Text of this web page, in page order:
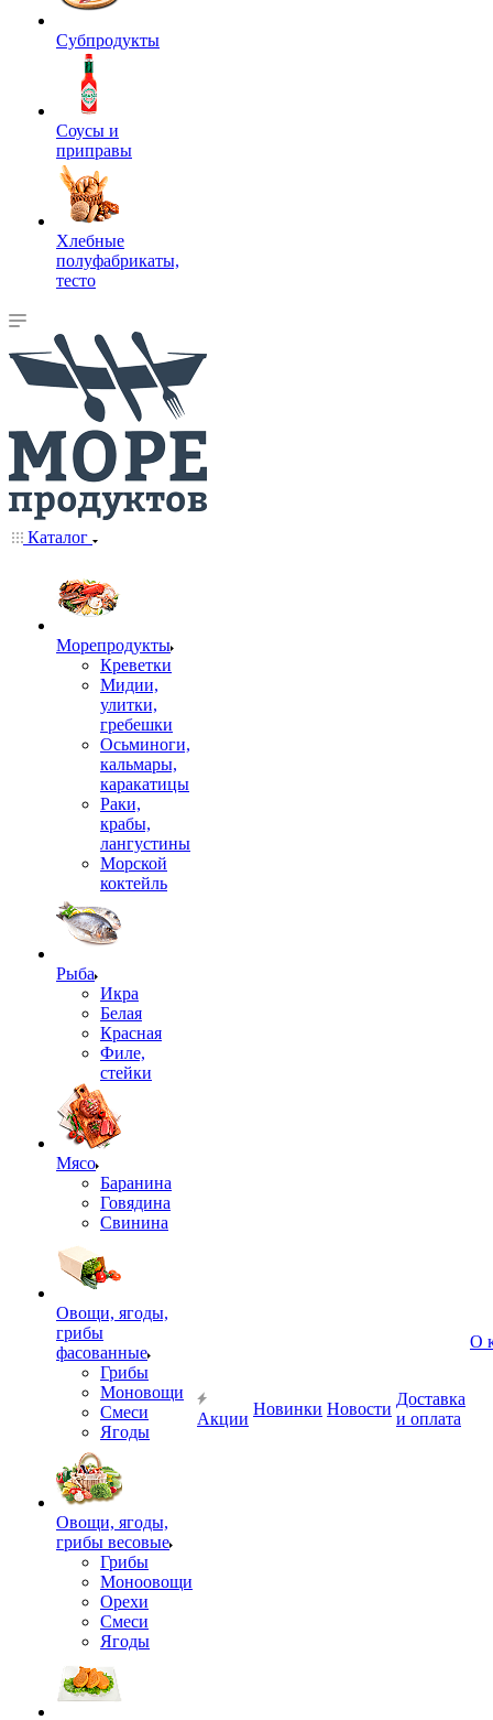
Субпродукты
Соусы и
приправы
Хлебные
полуфабрикаты,
тесто
Каталог
Морепродукты
Креветки
Мидии,
улитки,
гребешки
Осьминоги,
кальмары,
каракатицы
Раки,
крабы,
лангустины
Морской
коктейль
Рыба
Икра
Белая
Красная
Филе,
стейки
Мясо
Баранина
Говядина
Свинина
Овощи, ягоды,
грибы
фасованные
Грибы
Моновощи
Смеси
Ягоды
Овощи, ягоды,
грибы весовые
Грибы
Моноовощи
Орехи
Смеси
Ягоды
Акции
Новинки Новости
Доставка
и оплата
О